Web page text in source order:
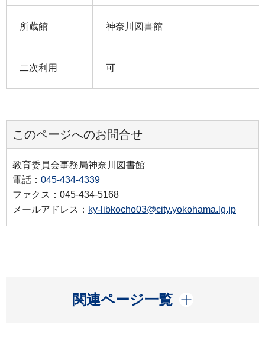
所蔵館 神奈川図書館
二次利用 可
このページへのお問合せ
教育委員会事務局神奈川図書館
電話： 045-434-4339
ファクス：045-434-5168
メールアドレス： ky-libkocho03@city.yokohama.lg.jp
関連ページ一覧
開く